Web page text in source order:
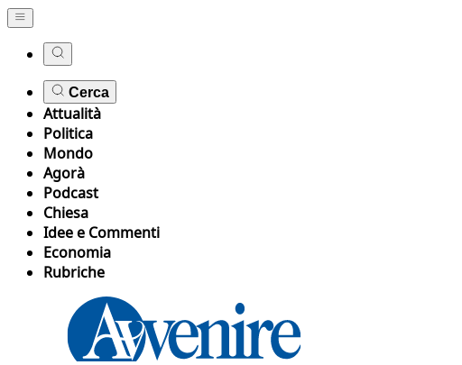
Cerca
Attualità
Politica
Mondo
Agorà
Podcast
Chiesa
Idee e Commenti
Economia
Rubriche